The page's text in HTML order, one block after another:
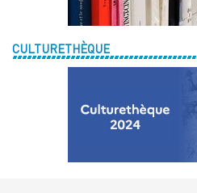
CULTURETHÈQUE